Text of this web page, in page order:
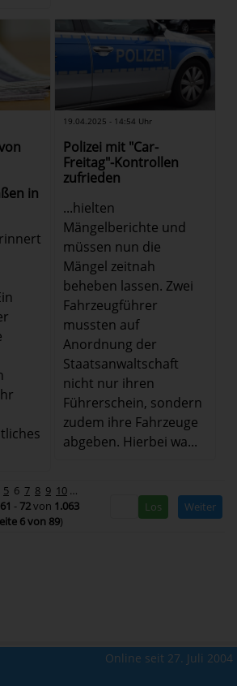
in
19.04.2025 - 14:54 Uhr
Polizei mit "Car-
Freitag"-Kontrollen
zufrieden
...hielten
Mängelberichte und
müssen nun die
Mängel zeitnah
beheben lassen. Zwei
Fahrzeugführer
mussten auf
Anordnung der
Staatsanwaltschaft
nicht nur ihren
Führerschein, sondern
zudem ihre Fahrzeuge
abgeben. Hierbei wa...
5 6 7 8 9 10 …
61 - 72von 1.063
6 von 89)
Weiter
Online seit 27. Juli 2004